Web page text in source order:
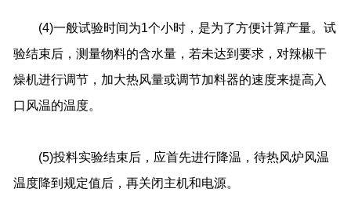
(4)一般试验时间为1个小时，是为了方便计算产量。试
验结束后，测量物料的含水量，若未达到要求，对辣椒干
燥机进行调节，加大热风量或调节加料器的速度来提高入
口风温的温度。
(5)投料实验结束后，应首先进行降温，待热风炉风温
温度降到规定值后，再关闭主机和电源。